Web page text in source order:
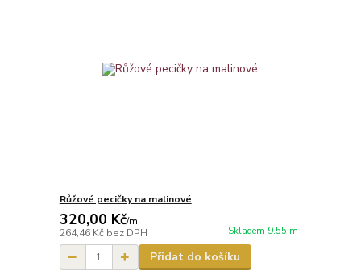
Růžové pecičky na malinové
320,00 Kč/m
264,46 Kč bez DPH Skladem 9.55 m
Přidat do košíku